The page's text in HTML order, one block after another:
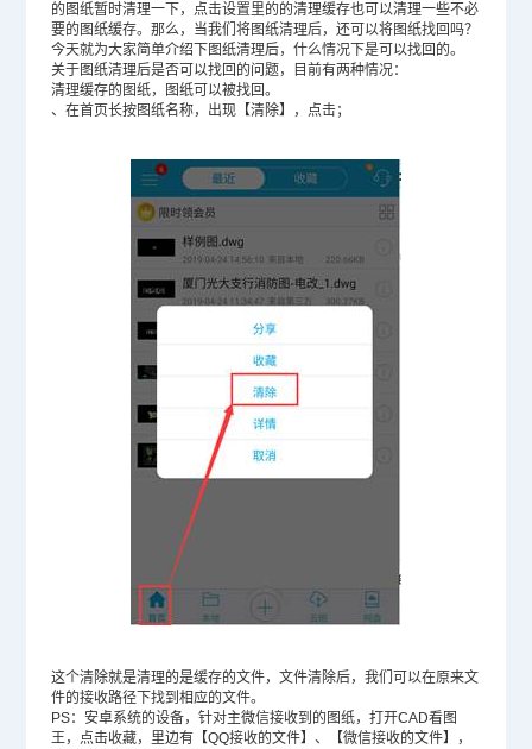
的图纸暂时清理一下，点击设置里的的清理缓存也可以清理一些不必
要的图纸缓存。那么，当我们将图纸清理后，还可以将图纸找回吗？
今天就为大家简单介绍下图纸清理后，什么情况下是可以找回的。
关于图纸清理后是否可以找回的问题，目前有两种情况：
清理缓存的图纸，图纸可以被找回。
、在首页长按图纸名称，出现【清除】，点击；
这个清除就是清理的是缓存的文件，文件清除后，我们可以在原来文
件的接收路径下找到相应的文件。
PS：安卓系统的设备，针对主微信接收到的图纸，打开CAD看图
王，点击收藏，里边有【QQ接收的文件】、【微信接收的文件】，